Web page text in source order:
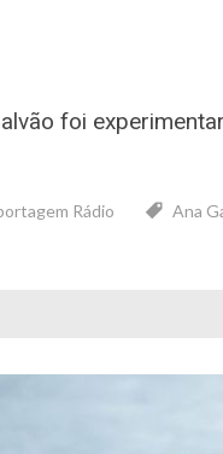
foi
Rádio Ana